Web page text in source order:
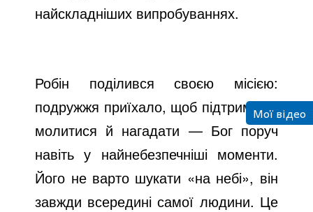
найскладніших випробуваннях.
Робін поділився своєю місією:
подружжя приїхало, щоб підтримати,
молитися й нагадати — Бог поруч
навіть у найнебезпечніші моменти.
Його не варто шукати «на небі», він
завжди всередині самої людини. Це
Мої відео